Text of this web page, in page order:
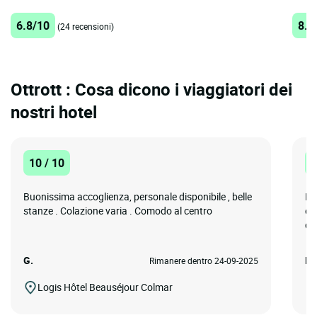
6.8/10 (24 recensioni)
Ottrott : Cosa dicono i viaggiatori dei
nostri hotel
10 / 10
Buonissima accoglienza, personale disponibile , belle
stanze . Colazione varia . Comodo al centro
G. Rimanere dentro 24-09-2025
Logis Hôtel Beauséjour Colmar